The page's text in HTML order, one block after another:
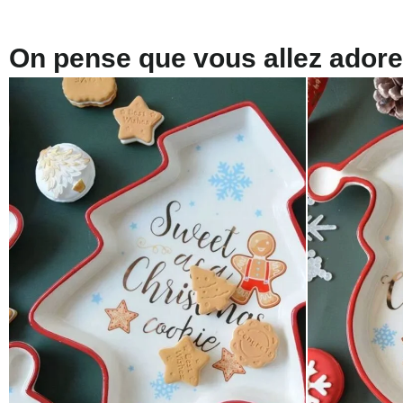
On pense que vous allez